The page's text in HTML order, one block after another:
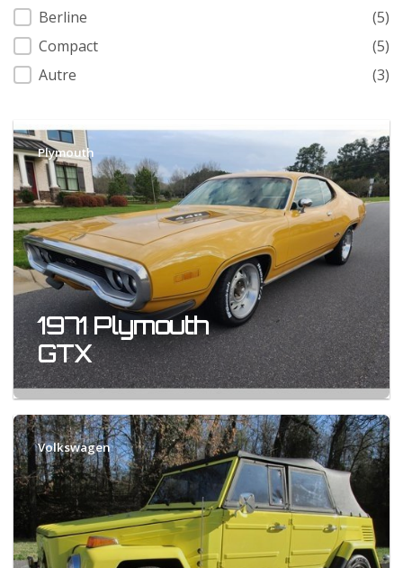
Berline
(5)
Compact
(5)
Autre
(3)
Plymouth
1971 Plymouth
GTX
Volkswagen